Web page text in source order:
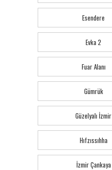
Esendere
Evka 2
Fuar Alanı
Gümrük
Güzelyalı İzmir
Hıfzıssıhha
İzmir Çankaya